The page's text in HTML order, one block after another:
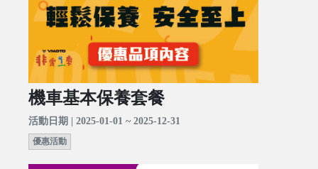
機車基本保養套餐
活動日期 | 2025-01-01 ~ 2025-12-31
優惠活動